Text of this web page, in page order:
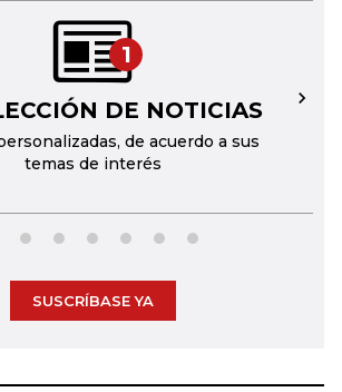
1
DE NOTICIAS
de acuerdo a sus
temas de interés
→
SUSCRÍBASE YA